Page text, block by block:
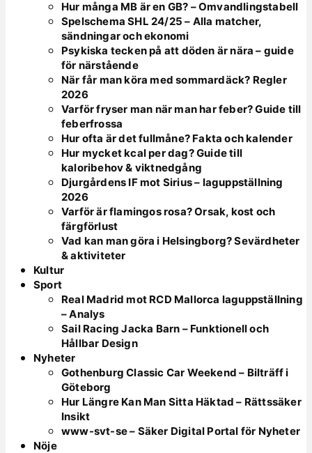
Hur många MB är en GB? – Omvandlingstabell
Spelschema SHL 24/25 – Alla matcher,
sändningar och ekonomi
Psykiska tecken på att döden är nära – guide
för närstående
När får man köra med sommardäck? Regler
2026
Varför fryser man när man har feber? Guide till
feberfrossa
Hur ofta är det fullmåne? Fakta och kalender
Hur mycket kcal per dag? Guide till
kaloribehov & viktnedgång
Djurgårdens IF mot Sirius – laguppställning
2026
Varför är flamingos rosa? Orsak, kost och
färgförlust
Vad kan man göra i Helsingborg? Sevärdheter
& aktiviteter
Kultur
Sport
Real Madrid mot RCD Mallorca laguppställning
– Analys
Sail Racing Jacka Barn – Funktionell och
Hållbar Design
Nyheter
Gothenburg Classic Car Weekend – Bilträff i
Göteborg
Hur Längre Kan Man Sitta Häktad – Rättssäker
Insikt
www-svt-se – Säker Digital Portal för Nyheter
Nöje